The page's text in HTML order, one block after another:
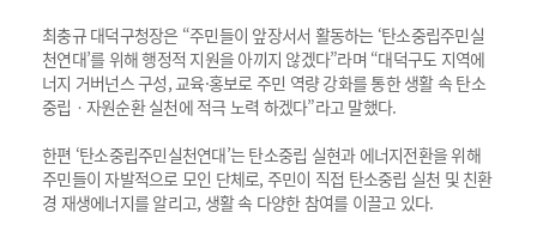
최충규 대덕구청장은 “주민들이 앞장서서 활동하는 ‘탄소중립주민실
천연대’를 위해 행정적 지원을 아끼지 않겠다”라며 “대덕구도 지역에
너지 거버넌스 구성, 교육·홍보로 주민 역량 강화를 통한 생활 속 탄소
중립ㆍ자원순환 실천에 적극 노력 하겠다”라고 말했다.
한편 ‘탄소중립주민실천연대’는 탄소중립 실현과 에너지전환을 위해
주민들이 자발적으로 모인 단체로, 주민이 직접 탄소중립 실천 및 친환
경 재생에너지를 알리고, 생활 속 다양한 참여를 이끌고 있다.